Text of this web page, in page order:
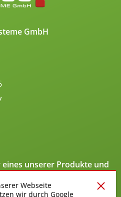
GmbH
unserer Produkte und
Webseite
wir durch Google